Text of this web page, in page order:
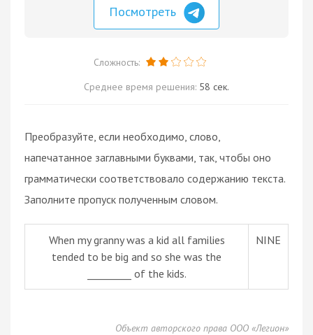
Посмотреть
Сложность:
Среднее время решения: 58 сек.
Преобразуйте, если необходимо, слово,
напечатанное заглавными буквами, так, чтобы оно
грамматически соответствовало содержанию текста.
Заполните пропуск полученным словом.
When my granny was a kid all families
tended to be big and so she was the
_________ of the kids.
NINE
Объект авторского права ООО «Легион»